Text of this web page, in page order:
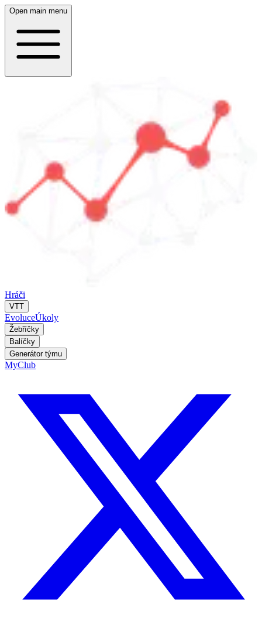
Open main menu
Hráči
VTT
EvoluceÚkoly
Žebříčky
Balíčky
Generátor týmu
MyClub